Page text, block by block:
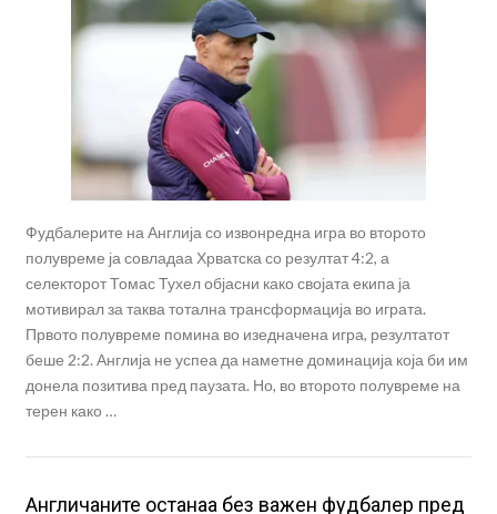
Фудбалерите на Англија со извонредна игра во второто
полувреме ја совладаа Хрватска со резултат 4:2, а
селекторот Томас Тухел објасни како својата екипа ја
мотивирал за таква тотална трансформација во играта.
Првото полувреме помина во изедначена игра, резултатот
беше 2:2. Англија не успеа да наметне доминација која би им
донела позитива пред паузата. Но, во второто полувреме на
терен како …
Англичаните останаа без важен фудбалер пред